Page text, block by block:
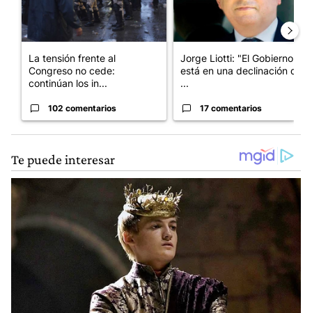
La tensión frente al
Congreso no cede:
continúan los in...
102 comentarios
Jorge Liotti: "El Gobierno
está en una declinación que
...
17 comentarios